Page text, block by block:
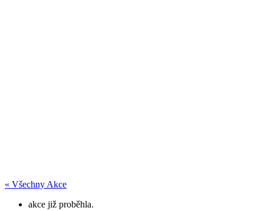
« Všechny Akce
akce již proběhla.